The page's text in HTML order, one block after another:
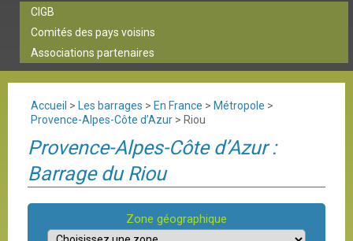
CIGB
Comités des pays voisins
Associations partenaires
Accueil > Les barrages > En France > Métropole >
Provence-Alpes-Côte d’Azur > Riou
Provence-Alpes-Côte d’Azur :
Barrage du Riou
Zone géographique